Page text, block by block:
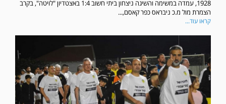
1928, עמדה במשימה והשיגה ניצחון ביתי חשוב 1:4 באצטדיון "לויטה", בקרב
הצמרת מול מ.כ ניבראס כפר קאסם,...
קראו עוד...